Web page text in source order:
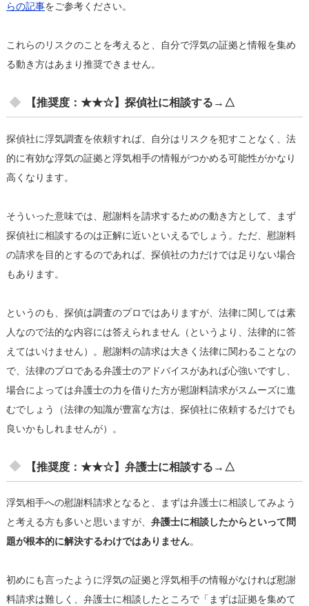
らの記事をご参考ください。
これらのリスクのことを考えると、自分で浮気の証拠と情報を集め
る動き方はあまり推奨できません。
【推奨度：★★☆】探偵社に相談する→△
探偵社に浮気調査を依頼すれば、自分はリスクを犯すことなく、法
的に有効な浮気の証拠と浮気相手の情報がつかめる可能性がかなり
高くなります。
そういった意味では、慰謝料を請求するための動き方として、まず
探偵社に相談するのは正解に近いといえるでしょう。ただ、慰謝料
の請求を目的とするのであれば、探偵社の力だけでは足りない場合
もあります。
というのも、探偵は調査のプロではありますが、法律に関しては素
人なので法的な内容には答えられません（というより、法律的に答
えてはいけません）。慰謝料の請求は大きく法律に関わることなの
で、法律のプロである弁護士のアドバイスがあれば心強いですし、
場合によっては弁護士の力を借りた方が慰謝料請求がスムーズに進
むでしょう（法律の知識が豊富な方は、探偵社に依頼するだけでも
良いかもしれませんが）。
【推奨度：★★☆】弁護士に相談する→△
浮気相手への慰謝料請求となると、まずは弁護士に相談してみよう
と考える方も多いと思いますが、 弁護士に相談したからといって問
題が根本的に解決するわけではありません。
初めにも言ったように浮気の証拠と浮気相手の情報がなければ慰謝
料請求は難しく、弁護士に相談したところで「まずは証拠を集めて